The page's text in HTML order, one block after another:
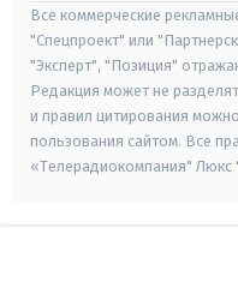
Все коммерческие
"Спецпроект" или
"Эксперт", "Позиция"
Редакция может не
и правил цитирования
пользования сайтом. Все
«Телерадиокомпания" Люкс